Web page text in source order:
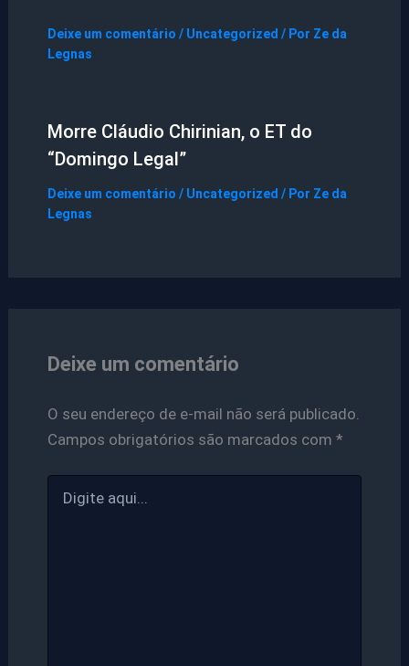
Deixe um comentário / Uncategorized / Por Ze da
Legnas
Morre Cláudio Chirinian, o ET do
“Domingo Legal”
Deixe um comentário / Uncategorized / Por Ze da
Legnas
Deixe um comentário
O seu endereço de e-mail não será publicado.
Campos obrigatórios são marcados com *
aqui...